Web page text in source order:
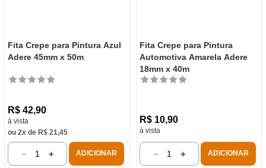
Fita Crepe para Pintura Azul
Adere 45mm x 50m
R$ 42,90
à vista
ou 2x de R$ 21,45
＋
－ ADICIONAR
Fita Crepe para Pintura
Automotiva Amarela Adere
18mm x 40m
R$ 10,90
à vista
＋
－ ADICIONAR